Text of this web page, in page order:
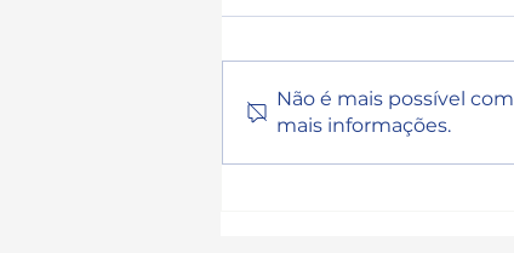
Branding Relacional: por
Não é mais possível
mais informações.